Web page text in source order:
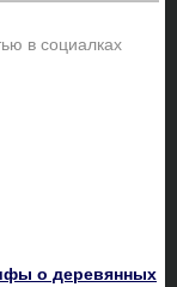
в социалках
о деревянных